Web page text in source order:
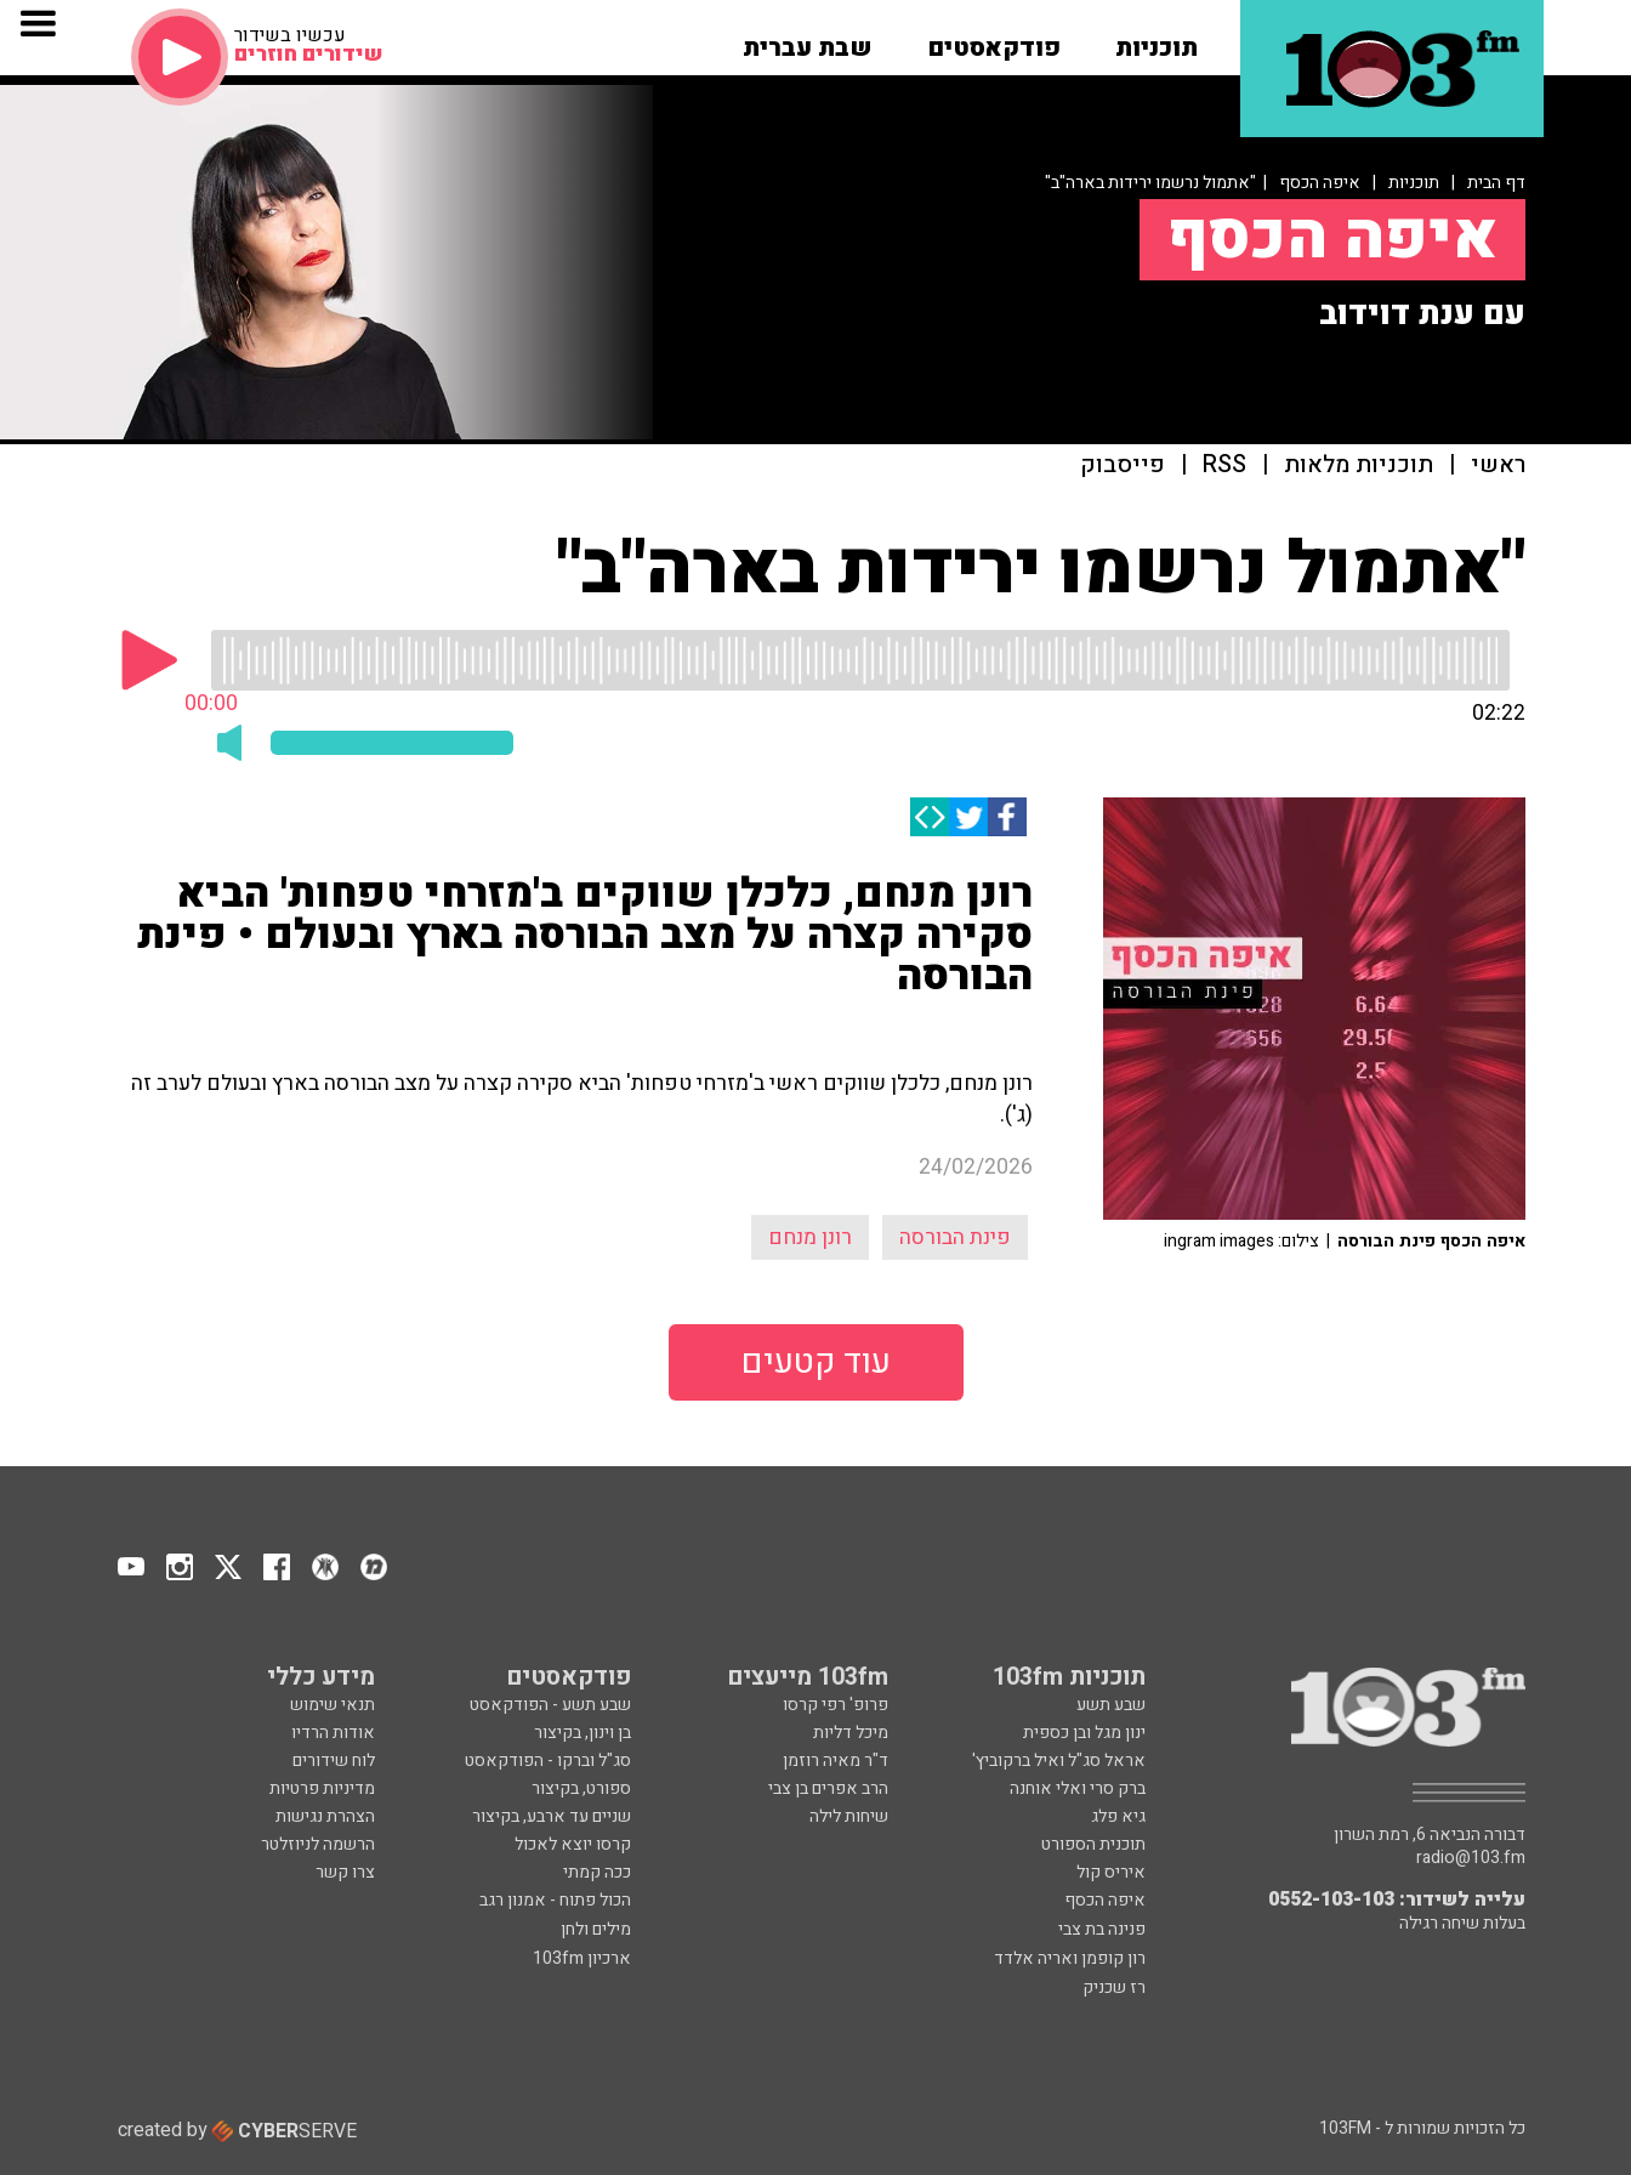
תוכניות פודקאסטים שבת עברית עכשיו בשידור
שידורים חוזרים
דף הבית | תוכניות | איפה הכסף | "אתמול נרשמו ירידות בארה"ב"
איפה הכסף
עם ענת דוידוב
ראשי | תוכניות מלאות |
RSS
| פייסבוק
"אתמול נרשמו ירידות בארה"ב"
00:00 02:22
רונן מנחם, כלכלן שווקים ב'מזרחי טפחות' הביא
סקירה קצרה על מצב הבורסה בארץ ובעולם • פינת
הבורסה
רונן מנחם, כלכלן שווקים ראשי ב'מזרחי טפחות' הביא סקירה קצרה על מצב הבורסה בארץ ובעולם לערב זה
(ג').
24/02/2026
פינת הבורסה רונן מנחם איפה הכסף פינת הבורסה | צילום: ingram images
עוד קטעים
תוכניות 103fm 103fm מייעצים פודקאסטים מידע כללי
שבע תשע פרופ' רפי קרסו שבע תשע - הפודקאסט
תנאי שימוש
ינון מגל ובן כספית
מיכל דליות בן וינון, בקיצור
אודות הרדיו
אראל סג"ל ואיל ברקוביץ'
ד"ר מאיה רוזמן סג"ל וברקו - הפודקאסט
לוח שידורים
ברק סרי ואלי אוחנה
הרב אפרים בן צבי ספורט, בקיצור
מדיניות פרטיות
גיא פלג
שיחות לילה שניים עד ארבע, בקיצור
הצהרת נגישות
תוכנית הספורט
קרסו יוצא לאכול
הרשמה לניוזלטר
איריס קול
ככה קמתי
צרו קשר
איפה הכסף
הכול פתוח - אמנון רגב
פנינה בת צבי
מילים ולחן
רון קופמן ואריה אלדד
ארכיון 103fm
רז שכניק
דבורה הנביאה 6, רמת השרון
radio@103.fm
עלייה לשידור: 0552-103-103
בעלות שיחה רגילה
כל הזכויות שמורות ל - 103FM created by CYBERSERVE